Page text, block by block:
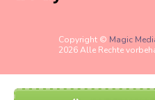
Copyright © Magic
2026 Alle Rechte